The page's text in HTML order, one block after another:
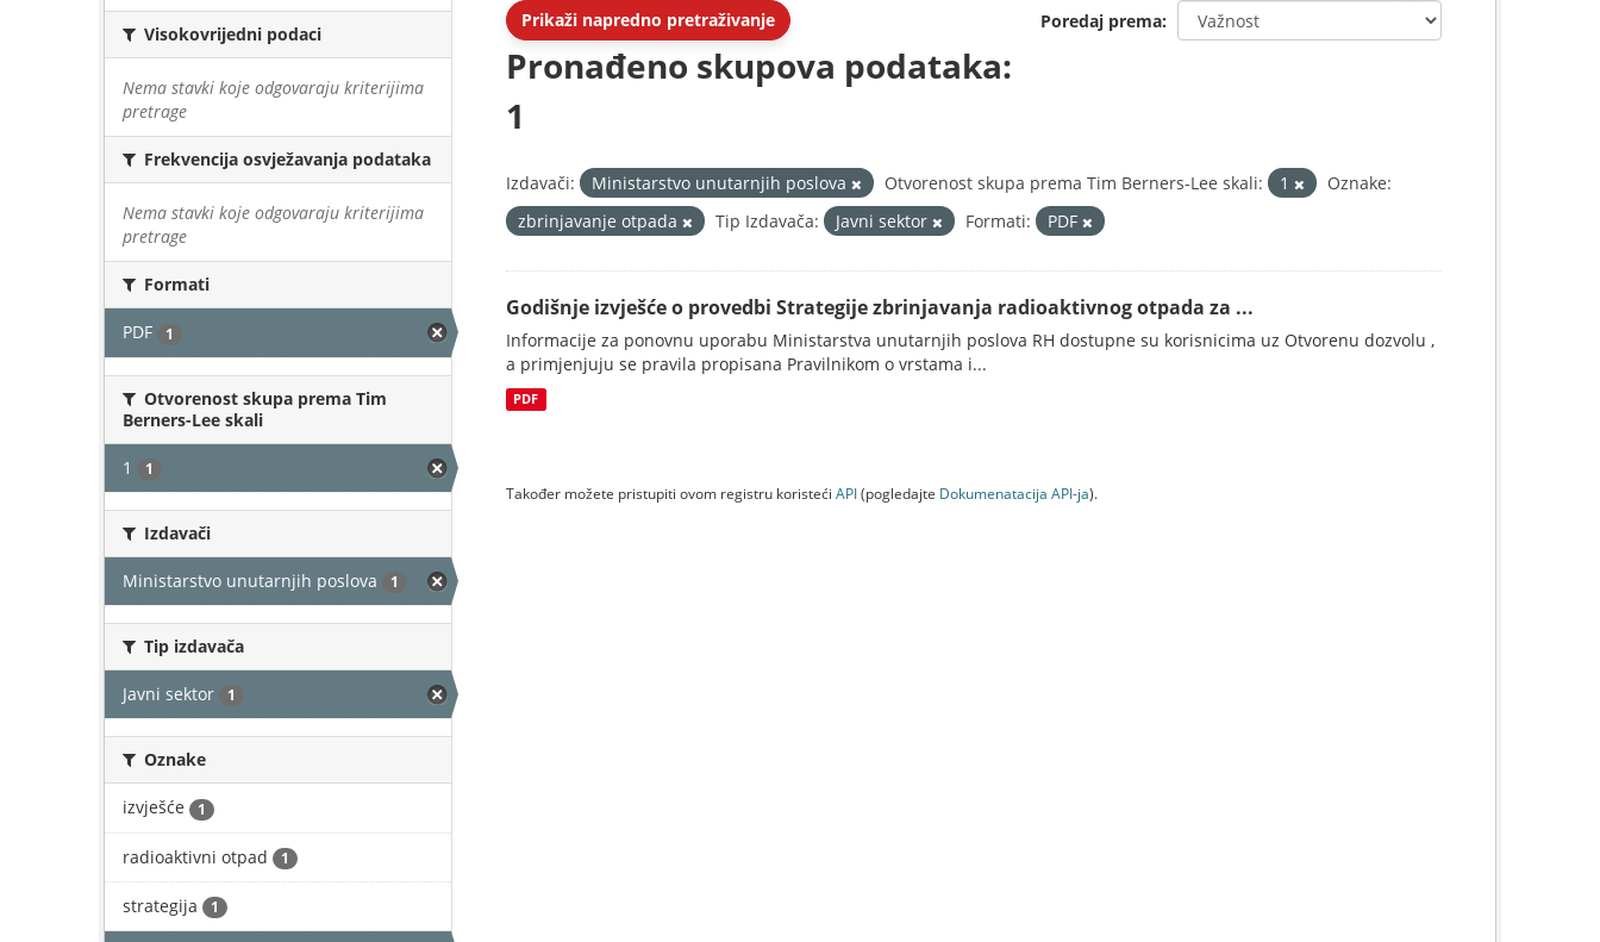
Visokovrijedni podaci
Nema stavki koje odgovaraju kriterijima
pretrage
Frekvencija osvježavanja podataka
Nema stavki koje odgovaraju kriterijima
pretrage
Formati
PDF 1
Otvorenost skupa prema Tim
Berners-Lee skali
1 1
Izdavači
Ministarstvo unutarnjih poslova 1
Tip izdavača
Javni sektor 1
Oznake
izvješće 1
radioaktivni otpad 1
strategija 1
Prikaži napredno pretraživanje Poredaj prema
Pronađeno skupova podataka:
1
Izdavači: Ministarstvo unutarnjih poslova Otvorenost skupa prema Tim Berners-Lee skali: 1
Oznake:
zbrinjavanje otpada
Tip Izdavača: Javni sektor Formati: PDF
Godišnje izvješće o provedbi Strategije zbrinjavanja radioaktivnog otpada za ...
Informacije za ponovnu uporabu Ministarstva unutarnjih poslova RH dostupne su korisnicima uz Otvorenu dozvolu ,
a primjenjuju se pravila propisana Pravilnikom o vrstama i...
PDF
Također možete pristupiti ovom registru koristeći API(pogledajte Dokumenаtаcijа API-jа).